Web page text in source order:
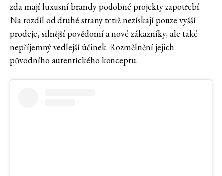
zda mají luxusní brandy podobné projekty zapotřebí.
Na rozdíl od druhé strany totiž nezískají pouze vyšší
prodeje, silnější povědomí a nové zákazníky, ale také
nepříjemný vedlejší účinek. Rozmělnění jejich
původního autentického konceptu.